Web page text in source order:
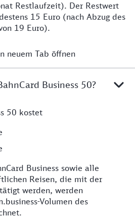
Restlaufzeit). Der Restwert
15 Euro (nach Abzug des
19 Euro).
neuem Tab öffnen
Business 50?
50 kostet
Business sowie alle
Reisen, die mit der
werden, werden
Volumen des